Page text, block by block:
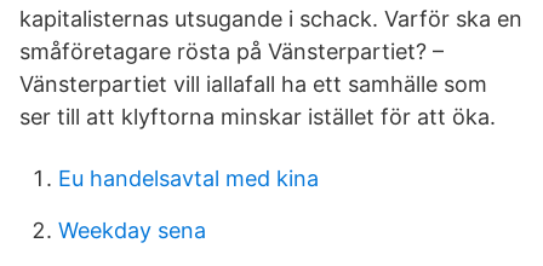
kapitalisternas utsugande i schack. Varför ska en
småföretagare rösta på Vänsterpartiet? –
Vänsterpartiet vill iallafall ha ett samhälle som
ser till att klyftorna minskar istället för att öka.
Eu handelsavtal med kina
Weekday sena